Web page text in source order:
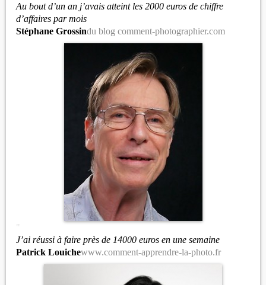
Au bout d’un an j’avais atteint les 2000 euros de chiffre
d’affaires par mois
Stéphane Grossindu blog comment-photographier.com
"
J’ai réussi à faire près de 14000 euros en une semaine
Patrick Louichewww.comment-apprendre-la-photo.fr